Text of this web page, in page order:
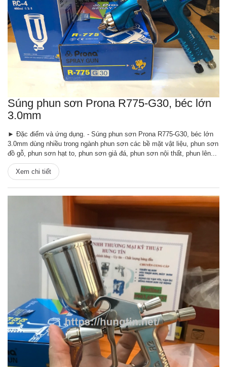
Súng phun sơn Prona R775-G30, béc lớn
3.0mm
► Đặc điểm và ứng dụng. - Súng phun sơn Prona R775-G30, béc lớn
3.0mm dùng nhiều trong ngành phun sơn các bề mặt vật liệu, phun sơn
đồ gỗ, phun sơn hạt to, phun sơn giả đá, phun sơn nội thất, phun lên...
Xem chi tiết